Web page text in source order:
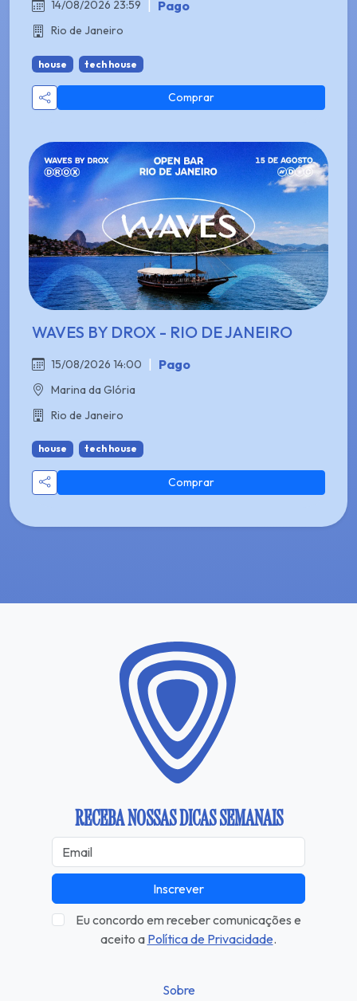
14/08/2026 23:59 | Pago
Rio de Janeiro
house tech house
Comprar
WAVES BY DROX - RIO DE JANEIRO
15/08/2026 14:00 Pago
Marina da Glória
Rio de Janeiro
house tech house
Comprar
RECEBA NOSSAS DICAS SEMANAIS
Inscrever
Eu concordo em receber comunicações e
aceito a Política de Privacidade.
Sobre